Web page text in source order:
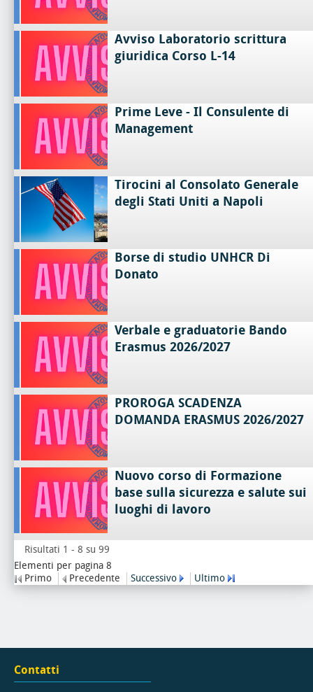
Avviso Laboratorio scrittura
giuridica Corso L-14
Prime Leve - Il Consulente di
Management
Tirocini al Consolato Generale
degli Stati Uniti a Napoli
Borse di studio UNHCR Di
Donato
Verbale e graduatorie Bando
Erasmus 2026/2027
PROROGA SCADENZA
DOMANDA ERASMUS 2026/2027
Nuovo corso di Formazione
base sulla sicurezza e salute sui
luoghi di lavoro
Risultati 1 - 8 su 99
Elementi per pagina 8
Primo
Precedente Successivo Ultimo
Contatti